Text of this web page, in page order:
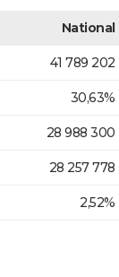
National
41 789 202
30,63%
28 988 300
28 257 778
2,52%